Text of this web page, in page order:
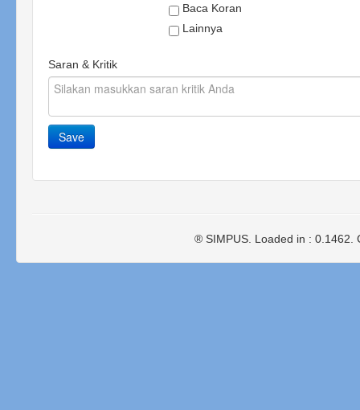
Baca Koran
Lainnya
Saran & Kritik
Save
® SIMPUS. Loaded in : 0.1462.